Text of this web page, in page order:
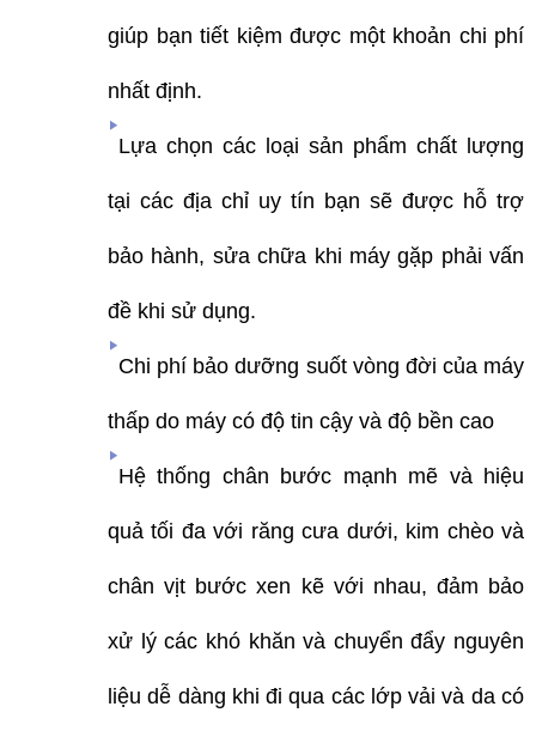
giúp bạn tiết kiệm được một khoản chi phí
nhất định.
Lựa chọn các loại sản phẩm chất lượng
tại các địa chỉ uy tín bạn sẽ được hỗ trợ
bảo hành, sửa chữa khi máy gặp phải vấn
đề khi sử dụng.
Chi phí bảo dưỡng suốt vòng đời của máy
thấp do máy có độ tin cậy và độ bền cao
Hệ thống chân bước mạnh mẽ và hiệu
quả tối đa với răng cưa dưới, kim chèo và
chân vịt bước xen kẽ với nhau, đảm bảo
xử lý các khó khăn và chuyển đẩy nguyên
liệu dễ dàng khi đi qua các lớp vải và da có